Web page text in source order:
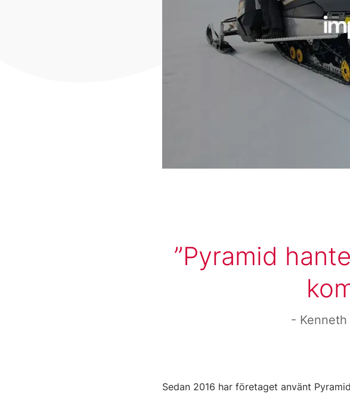
Pyramid
Sedan 2016 har företaget använt